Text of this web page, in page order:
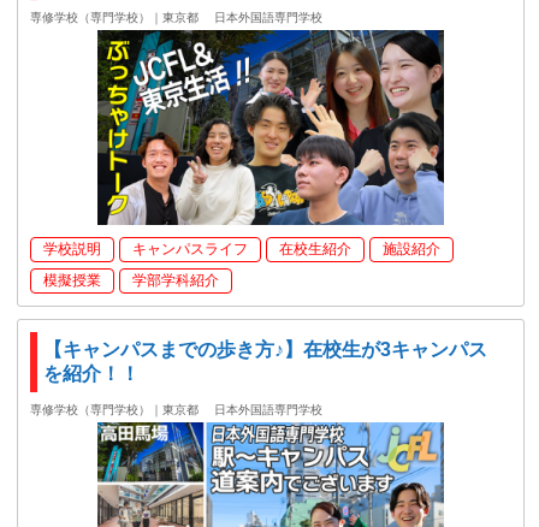
専修学校（専門学校）｜東京都 日本外国語専門学校
学校説明 キャンパスライフ 在校生紹介
施設紹介
模擬授業
学部学科紹介
【キャンパスまでの歩き方♪】在校生が3キャンパス
を紹介！！
専修学校（専門学校）｜東京都 日本外国語専門学校